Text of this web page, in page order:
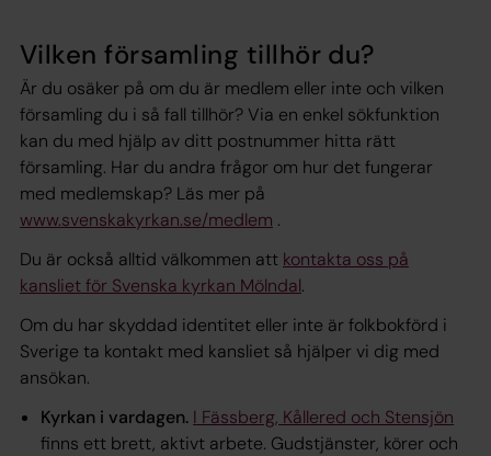
Vilken församling tillhör du?
Är du osäker på om du är medlem eller inte och vilken
församling du i så fall tillhör? Via en enkel sökfunktion
kan du med hjälp av ditt postnummer hitta rätt
församling. Har du andra frågor om hur det fungerar
med medlemskap? Läs mer på
www.svenskakyrkan.se/medlem .
Du är också alltid välkommen att kontakta oss på
kansliet för Svenska kyrkan Mölndal.
Om du har skyddad identitet eller inte är folkbokförd i
Sverige ta kontakt med kansliet så hjälper vi dig med
ansökan.
Kyrkan i vardagen. I Fässberg, Kållered och Stensjön
finns ett brett, aktivt arbete. Gudstjänster, körer och